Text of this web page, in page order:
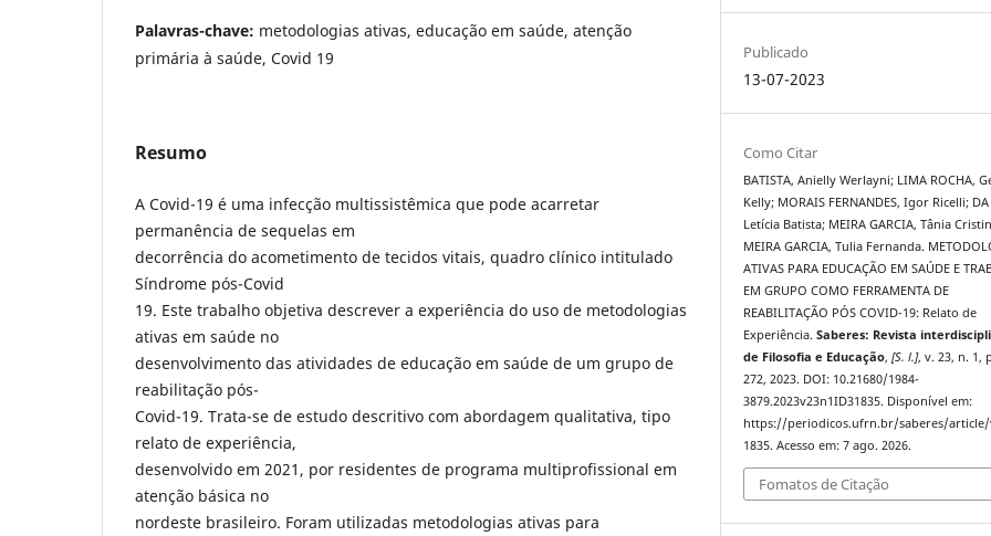
Palavras-chave: metodologias ativas, educação em saúde, atenção
primária à saúde, Covid 19
Resumo
A Covid-19 é uma infecção multissistêmica que pode acarretar
permanência de sequelas em
decorrência do acometimento de tecidos vitais, quadro clínico intitulado
Síndrome pós-Covid
19. Este trabalho objetiva descrever a experiência do uso de metodologias
ativas em saúde no
desenvolvimento das atividades de educação em saúde de um grupo de
reabilitação pós-
Covid-19. Trata-se de estudo descritivo com abordagem qualitativa, tipo
relato de experiência,
desenvolvido em 2021, por residentes de programa multiprofissional em
atenção básica no
nordeste brasileiro. Foram utilizadas metodologias ativas para
Publicado
13-07-2023
Como Citar
BATISTA, Anielly Werlayni; LIMA ROCHA,
Kelly; MORAIS FERNANDES, Igor Ricelli; DA
Letícia Batista; MEIRA GARCIA, Tânia
MEIRA GARCIA, Tulia Fernanda.
ATIVAS PARA EDUCAÇÃO EM SAÚDE E
EM GRUPO COMO FERRAMENTA DE
REABILITAÇÃO PÓS COVID-19: Relato de
Experiência.Saberes: Revista
de Filosofia e Educação,[S. l.], v. 23, n. 1,
272, 2023. DOI: 10.21680/1984-
3879.2023v23n1ID31835. Disponível em:
https://periodicos.ufrn.br/saberes/
1835. Acesso em: 7 ago. 2026.
Fomatos de Citação